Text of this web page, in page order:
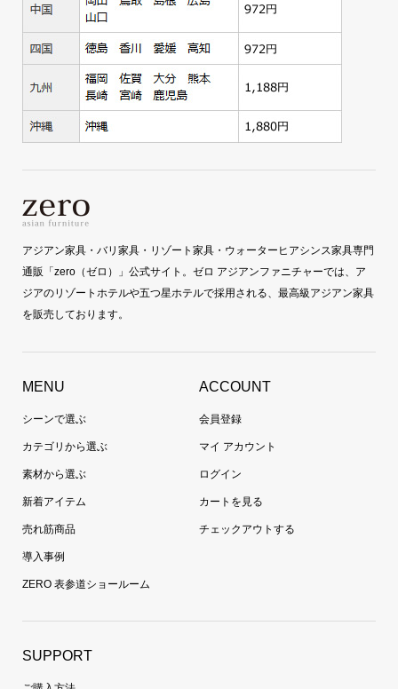
アジアン家具・バリ家具・リゾート家具・ウォーターヒアシンス家具専門
通販「zero（ゼロ）」公式サイト。ゼロ アジアンファニチャーでは、ア
ジアのリゾートホテルや五つ星ホテルで採用される、最高級アジアン家具
を販売しております。
MENU
シーンで選ぶ
カテゴリから選ぶ
素材から選ぶ
新着アイテム
売れ筋商品
導入事例
ZERO 表参道ショールーム
ACCOUNT
会員登録
マイ アカウント
ログイン
カートを見る
チェックアウトする
SUPPORT